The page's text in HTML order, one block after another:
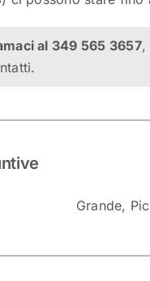
al 349 565 3657,
Grande,